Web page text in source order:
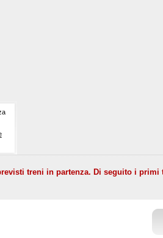
treni in partenza. Di seguito i